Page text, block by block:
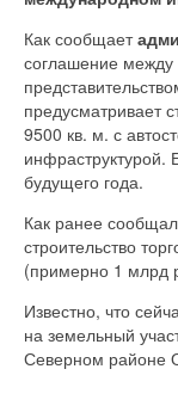
Как сообщает
соглашение между
предусматривает
9500 кв. м. с
инфраструктурой.
будущего года.
Как ранее
строительство
(примерно 1 млрд
Известно, что
на земельный
Северном районе